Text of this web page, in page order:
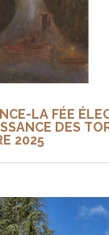
LA FÉE
DES
2025